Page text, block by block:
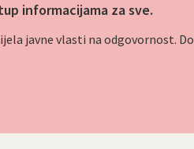
informacijama za sve.
javne vlasti na odgovornost.